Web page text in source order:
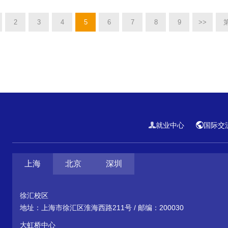
2 3 4 5 6 7 8 9 >>
就业中心 国际交
上海 北京 深圳
徐汇校区
地址：上海市徐汇区淮海西路211号 / 邮编：200030
大虹桥中心